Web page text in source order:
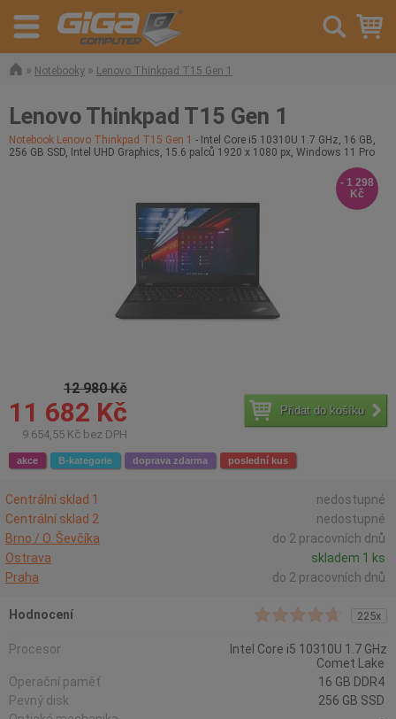
» Notebooky » Lenovo Thinkpad T15 Gen 1
Lenovo Thinkpad T15 Gen 1
Notebook Lenovo Thinkpad T15 Gen 1 - Intel Core i5 10310U 1.7 GHz, 16 GB,
256 GB SSD, Intel UHD Graphics, 15.6 palců 1920 x 1080 px, Windows 11 Pro
12 980 Kč
11 682 Kč
9 654,55 Kč bez DPH
Přidat do košíku
akce B-kategorie doprava zdarma poslední kus
- 1 298
Kč
Centrální sklad 1
nedostupné
Centrální sklad 2
nedostupné
Brno / O. Ševčíka
do 2 pracovních dnů
Ostrava
skladem 1 ks
Praha
do 2 pracovních dnů
Hodnocení 225x
Procesor
Intel Core i5 10310U 1.7 GHz
Comet Lake
Operační paměť
16 GB DDR4
Pevný disk
256 GB SSD